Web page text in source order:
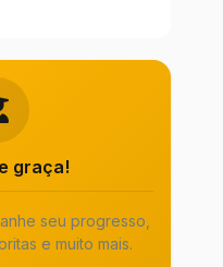
graça!
seu progresso,
e muito mais.